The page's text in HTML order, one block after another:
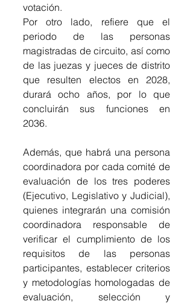
votación.
Por otro lado, refiere que el
periodo de las personas
magistradas de circuito, así como
de las juezas y jueces de distrito
que resulten electos en 2028,
durará ocho años, por lo que
concluirán sus funciones en
2036.
Además, que habrá una persona
coordinadora por cada comité de
evaluación de los tres poderes
(Ejecutivo, Legislativo y Judicial),
quienes integrarán una comisión
coordinadora responsable de
verificar el cumplimiento de los
requisitos de las personas
participantes, establecer criterios
y metodologías homologadas de
evaluación, selección y